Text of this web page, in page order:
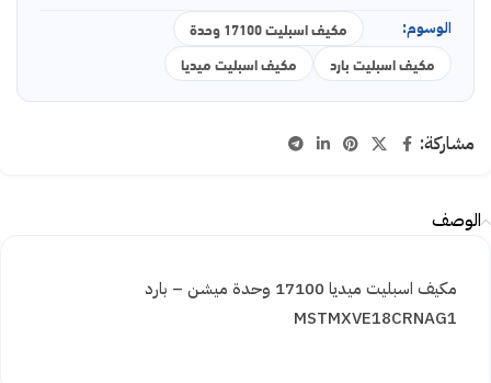
الوسوم:
مكيف اسبليت 17100 وحدة
مكيف اسبليت بارد
مكيف اسبليت ميديا
مشاركة:
الوصف
مكيف اسبليت ميديا 17100 وحدة ميشن – بارد
MSTMXVE18CRNAG1